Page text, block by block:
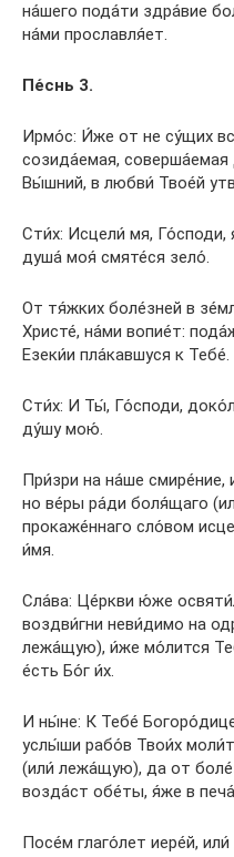
на́шего пода́ти здра́вие
на́ми прославля́ет.
Пе́снь 3.
Ирмо́с: И́же от не су́щих
созида́емая,
Вы́шний, в любви́ Твое́й
Сти́х: Исцели́ мя,
душа́ моя́ смяте́ся зело́.
От тя́жких боле́зней в
Христе́, на́ми вопие́т:
Езеки́и пла́кавшуся к Тебе́.
Сти́х: И Ты́, Го́споди,
ду́шу мою́.
При́зри на на́ше смире́ние,
но ве́ры ра́ди боля́щаго
прокаже́ннаго сло́вом
и́мя.
Сла́ва: Це́ркви ю́же
воздви́гни неви́димо на
лежа́щую), и́же мо́лится
е́сть Бо́г и́х.
И ны́не: К Тебе́
услы́ши рабо́в Твои́х
(или́ лежа́щую), да от
возда́ст обе́ты, я́же в
Посе́м глаго́лет иере́й,